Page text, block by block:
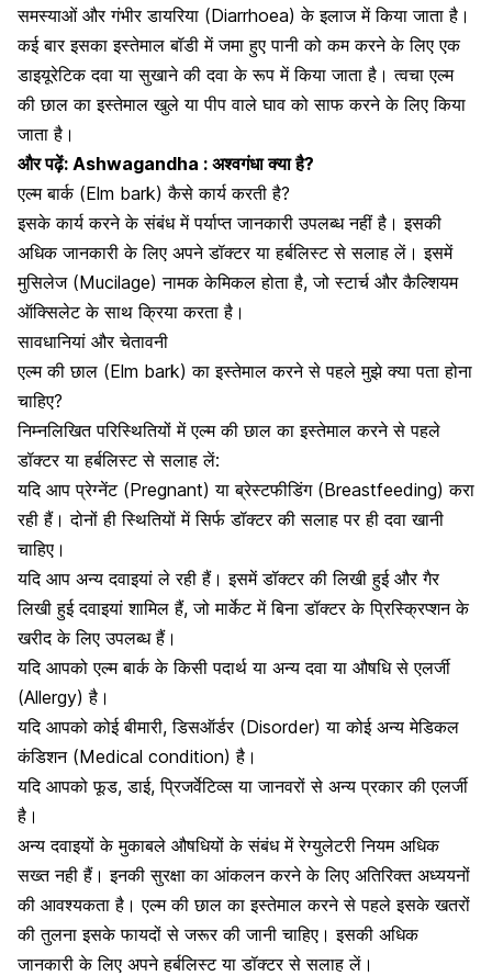
समस्याओंऔर गंभीरडायरिया (Diarrhoea) के इलाज में किया जाता है।
कई बार इसका इस्तेमालबॉडी में जमा हुए पानी को कम करने के लिए एक
डाइयूरेटिक दवा या सुखाने की दवा के रूप में किया जाता है। त्वचा एल्म
की छाल का इस्तेमाल खुले या पीप वाले घाव को साफ करने के लिए किया
जाता है।
और पढ़ें: Ashwagandha : अश्वगंधा क्या है?
एल्म बार्क (Elm bark) कैसे कार्य करती है?
इसके कार्य करने के संबंध में पर्याप्त जानकारी उपलब्ध नहीं है। इसकी
अधिक जानकारी के लिए अपने डॉक्टर या हर्बलिस्ट से सलाह लें। इसमें
मुसिलेज (Mucilage) नामक केमिकल होता है, जो स्टार्च और कैल्शियम
ऑक्सिलेट के साथ क्रिया करता है।
सावधानियां और चेतावनी
एल्म की छाल (Elm bark) का इस्तेमाल करने से पहले मुझे क्या पता होना
चाहिए?
निम्नलिखित परिस्थितियों में एल्म की छाल का इस्तेमाल करने से पहले
डॉक्टर या हर्बलिस्ट से सलाह लें:
यदि आपप्रेग्नेंट(Pregnant) याब्रेस्टफीडिंग(Breastfeeding) करा
रही हैं। दोनों ही स्थितियों में सिर्फ डॉक्टर की सलाह पर ही दवा खानी
चाहिए।
यदि आप अन्य दवाइयां ले रही हैं। इसमें डॉक्टर की लिखी हुई और गैर
लिखी हुई दवाइयां शामिल हैं, जो मार्केट में बिना डॉक्टर के प्रिस्क्रिप्शन के
खरीद के लिए उपलब्ध हैं।
यदि आपको एल्म बार्क के किसी पदार्थ या अन्य दवा या औषधि सेएलर्जी
(Allergy) है।
यदि आपको कोई बीमारी, डिसऑर्डर (Disorder) या कोई अन्य मेडिकल
कंडिशन (Medical condition) है।
यदि आपको फूड, डाई, प्रिजर्वेटिव्स या जानवरों से अन्य प्रकार की एलर्जी
है।
अन्य दवाइयों के मुकाबले औषधियों के संबंध में रेग्युलेटरी नियम अधिक
सख्त नही हैं। इनकी सुरक्षा का आंकलन करने के लिए अतिरिक्त अध्ययनों
की आवश्यकता है। एल्म की छाल का इस्तेमाल करने से पहले इसके खतरों
की तुलना इसके फायदों से जरूर की जानी चाहिए। इसकी अधिक
जानकारी के लिए अपने हर्बलिस्ट या डॉक्टर से सलाह लें।